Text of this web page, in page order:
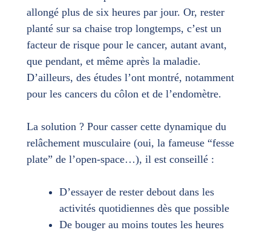
allongé plus de six heures par jour. Or, rester
planté sur sa chaise trop longtemps, c’est un
facteur de risque pour le cancer, autant avant,
que pendant, et même après la maladie.
D’ailleurs, des études l’ont montré, notamment
pour les cancers du côlon et de l’endomètre.
La solution ? Pour casser cette dynamique du
relâchement musculaire (oui, la fameuse “fesse
plate” de l’open-space…), il est conseillé :
D’essayer de rester debout dans les
activités quotidiennes dès que possible
De bouger au moins toutes les heures